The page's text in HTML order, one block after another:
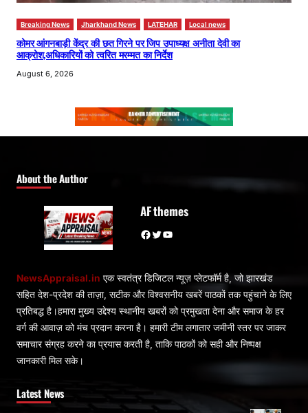
Breaking News Jharkhand News LATEHAR Local news
कोमर आंगनबाड़ी केंद्र की छत गिरने पर जिप उपाध्यक्ष अनीता देवी का
आक्रोश,अधिकारियों को त्वरित मरम्मत का निर्देश
August 6, 2026
About the Author
AF themes
Facebook Twitter YouTube
NewsAppraisal.in एक स्वतंत्र डिजिटल न्यूज़ प्लेटफॉर्म है, जो झारखंड
सहित देश-प्रदेश की ताज़ा, सटीक और विश्वसनीय खबरें पाठकों तक पहुंचाने के लिए
प्रतिबद्ध है।हमारा मुख्य उद्देश्य स्थानीय खबरों को प्रमुखता देना और समाज के हर
वर्ग की आवाज़ को मंच प्रदान करना है। हमारी टीम लगातार जमीनी स्तर पर जाकर
समाचार संग्रह करने का प्रयास करती है, ताकि पाठकों को सही और निष्पक्ष
जानकारी मिल सके।
Latest News